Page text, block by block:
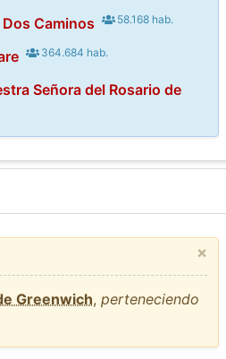
Caminos 58.168 hab.
364.684 hab.
Señora del Rosario de
×
Greenwich,perteneciendo